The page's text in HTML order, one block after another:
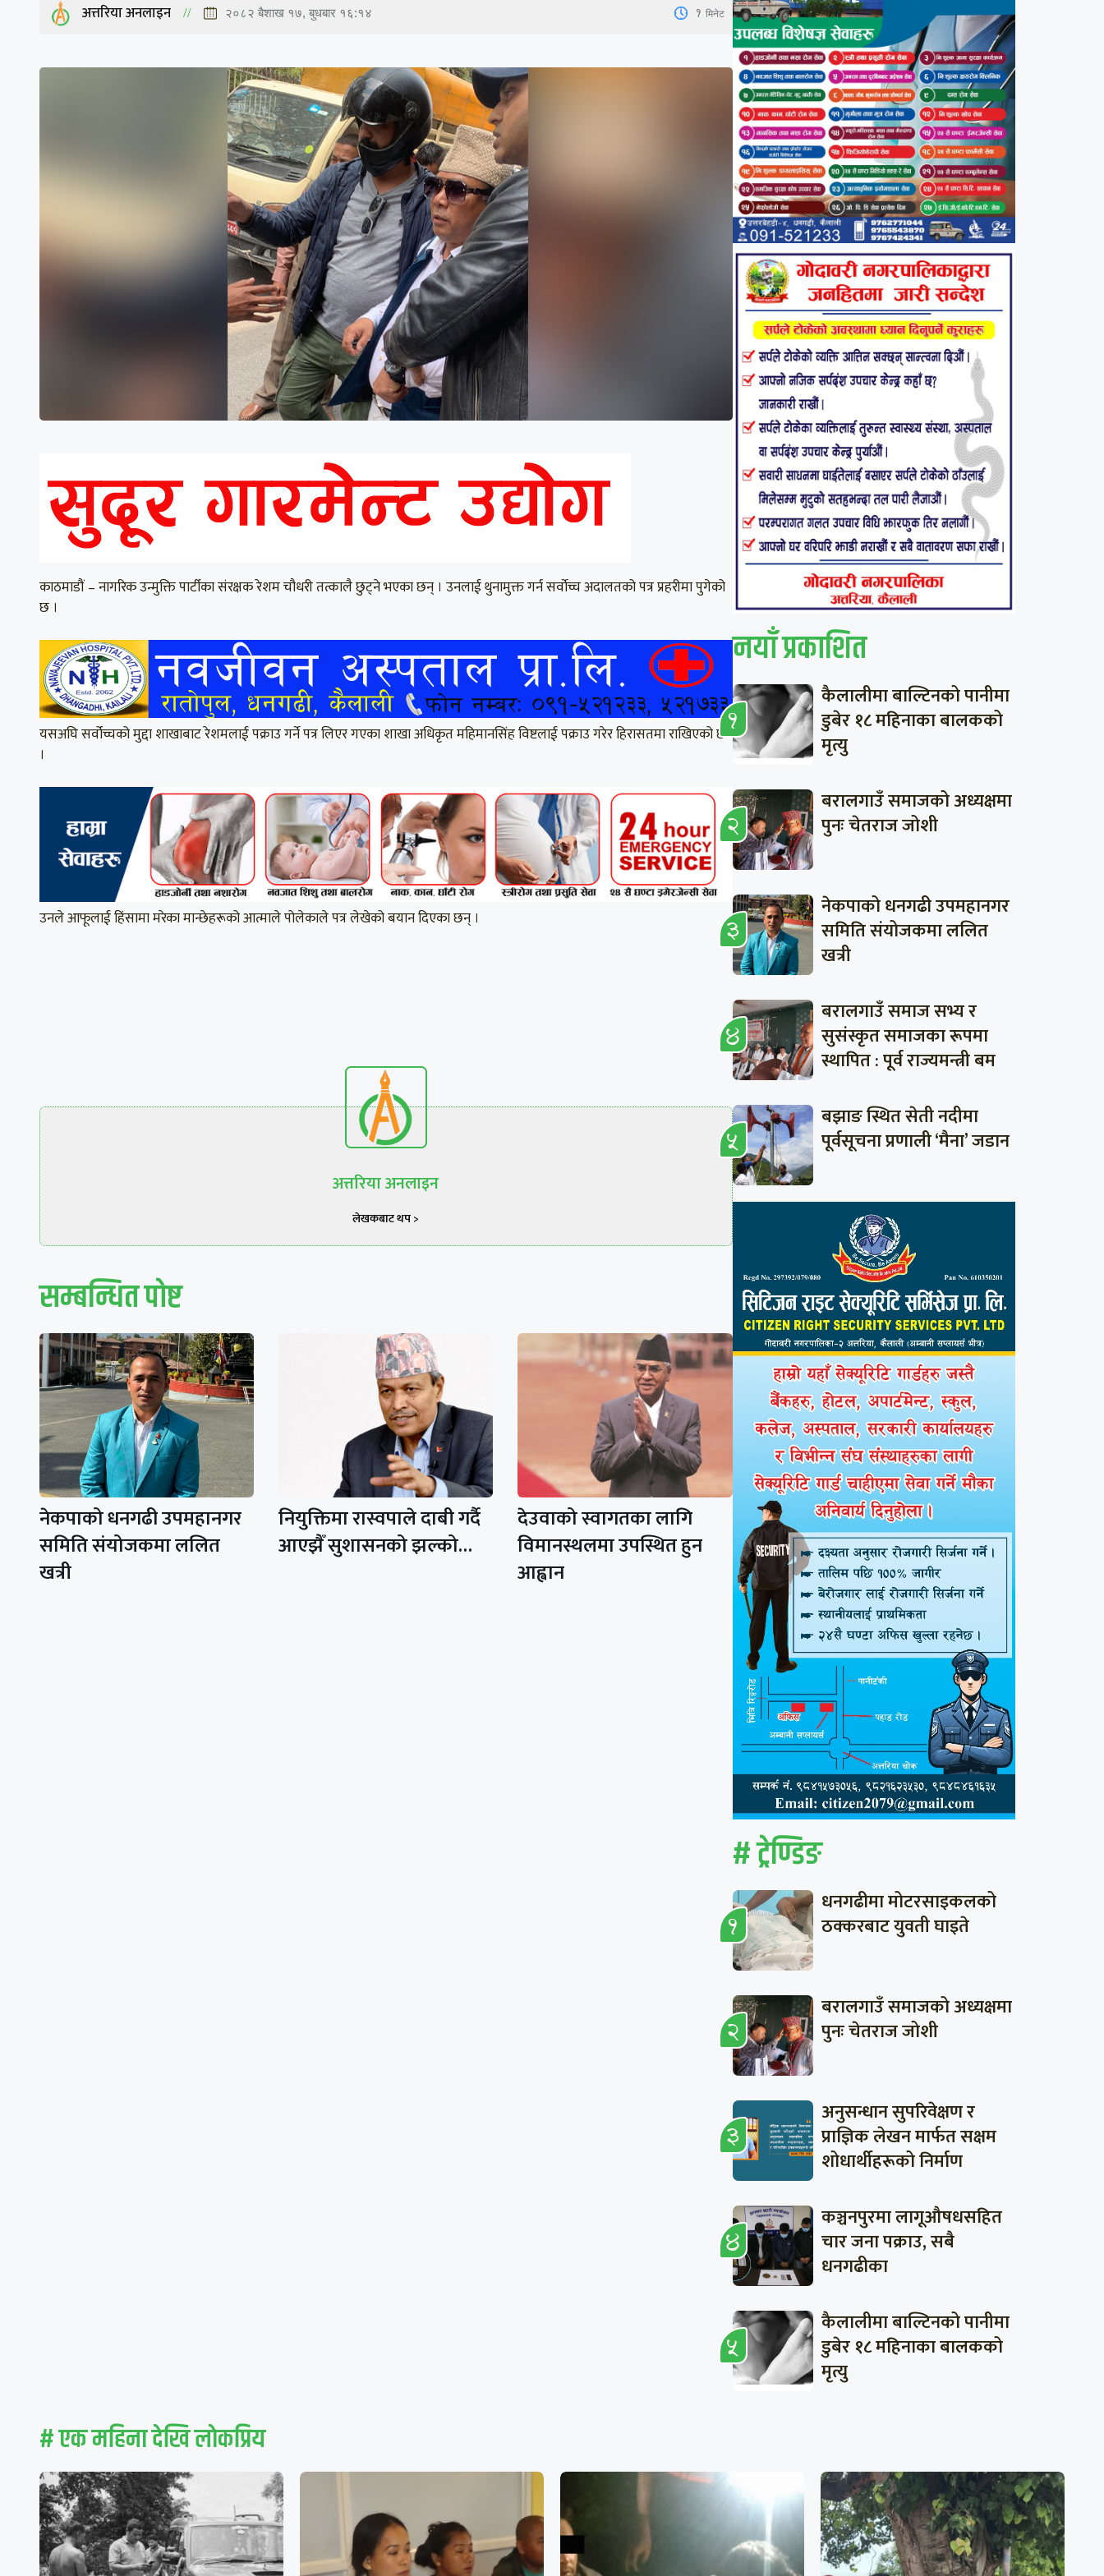
अत्तरिया अनलाइन २०८२ बैशाख १७, बुधबार १६:१४ 1 मिनेट
काठमाडौं – नागरिक उन्मुक्ति पार्टीका संरक्षक रेशम चौधरी तत्कालै छुट्ने भएका छन् । उनलाई थुनामुक्त गर्न सर्वाेच्च अदालतको पत्र प्रहरीमा पुगेको
छ ।
यसअघि सर्वोच्चको मुद्दा शाखाबाट रेशमलाई पक्राउ गर्ने पत्र लिएर गएका शाखा अधिकृत महिमानसिंह विष्टलाई पक्राउ गरेर हिरासतमा राखिएको छ
।
उनले आफूलाई हिंसामा मरेका मान्छेहरूको आत्माले पोलेकाले पत्र लेखेको बयान दिएका छन् ।
अत्तरिया अनलाइन
लेखकबाट थप >
सम्बन्धित पाेष्ट
नेकपाको धनगढी उपमहानगर
समिति संयोजकमा ललित
खत्री
नियुक्तिमा रास्वपाले दाबी गर्दै
आएझैँ सुशासनको झल्को…
देउवाको स्वागतका लागि
विमानस्थलमा उपस्थित हुन
आह्वान
नयाँ प्रकाशित
कैलालीमा बाल्टिनको पानीमा
डुबेर १८ महिनाका बालकको
मृत्यु
बरालगाउँ समाजको अध्यक्षमा
पुनः चेतराज जोशी
नेकपाको धनगढी उपमहानगर
समिति संयोजकमा ललित
खत्री
बरालगाउँ समाज सभ्य र
सुसंस्कृत समाजका रूपमा
स्थापित : पूर्व राज्यमन्त्री बम
बझाङ स्थित सेती नदीमा
पूर्वसूचना प्रणाली ‘मैना’ जडान
# ट्रेण्डिङ
धनगढीमा मोटरसाइकलको
ठक्करबाट युवती घाइते
बरालगाउँ समाजको अध्यक्षमा
पुनः चेतराज जोशी
अनुसन्धान सुपरिवेक्षण र
प्राज्ञिक लेखन मार्फत सक्षम
शोधार्थीहरूको निर्माण
कञ्चनपुरमा लागूऔषधसहित
चार जना पक्राउ, सबै
धनगढीका
कैलालीमा बाल्टिनको पानीमा
डुबेर १८ महिनाका बालकको
मृत्यु
# एक महिना देखि लाेकप्रिय